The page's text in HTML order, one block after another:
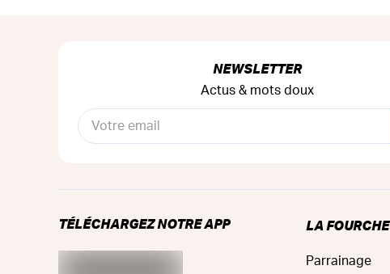
NEWSLETTER
Actus & mots doux
TÉLÉCHARGEZ NOTRE APP LA FOURCHE
Parrainage